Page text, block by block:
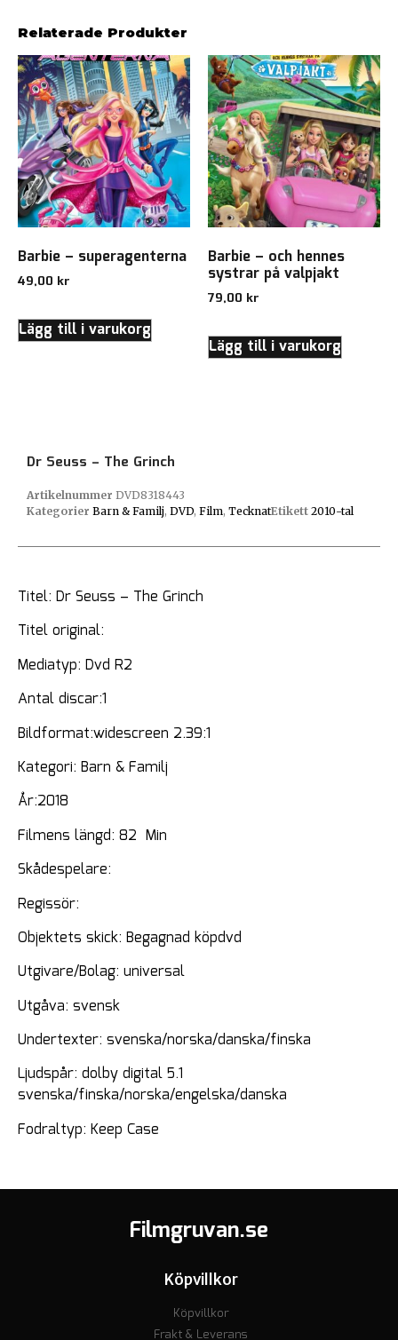
Dr Seuss – The Grinch
Artikelnummer DVD8318443
Kategorier Barn & Familj, DVD, Film, TecknatEtikett 2010-tal
Titel: Dr Seuss – The Grinch
Titel original:
Mediatyp: Dvd R2
Antal discar:1
Bildformat:widescreen 2.39:1
Kategori: Barn & Familj
År:2018
Filmens längd: 82 Min
Skådespelare:
Regissör:
Objektets skick: Begagnad köpdvd
Utgivare/Bolag: universal
Utgåva: svensk
Undertexter: svenska/norska/danska/finska
Ljudspår: dolby digital 5.1
svenska/finska/norska/engelska/danska
Fodraltyp: Keep Case
Relaterade Produkter
Barbie – superagenterna
49,00 kr
Lägg till i varukorg
Barbie – och hennes
systrar på valpjakt
79,00 kr
Lägg till i varukorg
Filmgruvan.se
Köpvillkor
Köpvillkor
Frakt & Leverans